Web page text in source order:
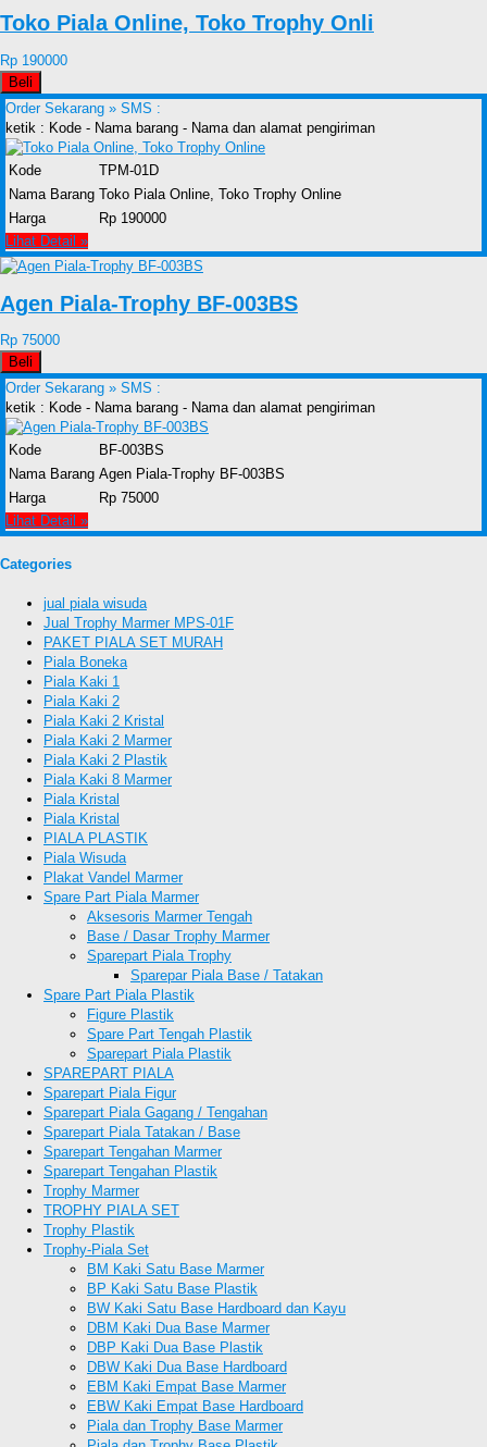
Toko Piala Online, Toko Trophy Onli
Rp 190000
Beli
Order Sekarang » SMS :
ketik : Kode - Nama barang - Nama dan alamat pengiriman
Kode
TPM-01D
Nama Barang Toko Piala Online, Toko Trophy Online
Harga
Rp 190000
Lihat Detail »
Agen Piala-Trophy BF-003BS
Rp 75000
Beli
Order Sekarang » SMS :
ketik : Kode - Nama barang - Nama dan alamat pengiriman
Kode
BF-003BS
Nama Barang Agen Piala-Trophy BF-003BS
Harga
Rp 75000
Lihat Detail »
Categories
jual piala wisuda
Jual Trophy Marmer MPS-01F
PAKET PIALA SET MURAH
Piala Boneka
Piala Kaki 1
Piala Kaki 2
Piala Kaki 2 Kristal
Piala Kaki 2 Marmer
Piala Kaki 2 Plastik
Piala Kaki 8 Marmer
Piala Kristal
Piala Kristal
PIALA PLASTIK
Piala Wisuda
Plakat Vandel Marmer
Spare Part Piala Marmer
Aksesoris Marmer Tengah
Base / Dasar Trophy Marmer
Sparepart Piala Trophy
Sparepar Piala Base / Tatakan
Spare Part Piala Plastik
Figure Plastik
Spare Part Tengah Plastik
Sparepart Piala Plastik
SPAREPART PIALA
Sparepart Piala Figur
Sparepart Piala Gagang / Tengahan
Sparepart Piala Tatakan / Base
Sparepart Tengahan Marmer
Sparepart Tengahan Plastik
Trophy Marmer
TROPHY PIALA SET
Trophy Plastik
Trophy-Piala Set
BM Kaki Satu Base Marmer
BP Kaki Satu Base Plastik
BW Kaki Satu Base Hardboard dan Kayu
DBM Kaki Dua Base Marmer
DBP Kaki Dua Base Plastik
DBW Kaki Dua Base Hardboard
EBM Kaki Empat Base Marmer
EBW Kaki Empat Base Hardboard
Piala dan Trophy Base Marmer